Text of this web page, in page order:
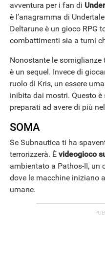
avventura per i fan di
è l’anagramma di
Deltarune è un gioco RPG
combattimenti sia a turni
Nonostante le somiglianze
è un sequel. Invece di
ruolo di Kris, un essere
inibita dai mostri. Questo
preparati ad avere di più
SOMA
Se Subnautica ti ha
terrorizzerà. È videogioco
ambientato a Pathos-II, un
dove le macchine iniziano
umane.